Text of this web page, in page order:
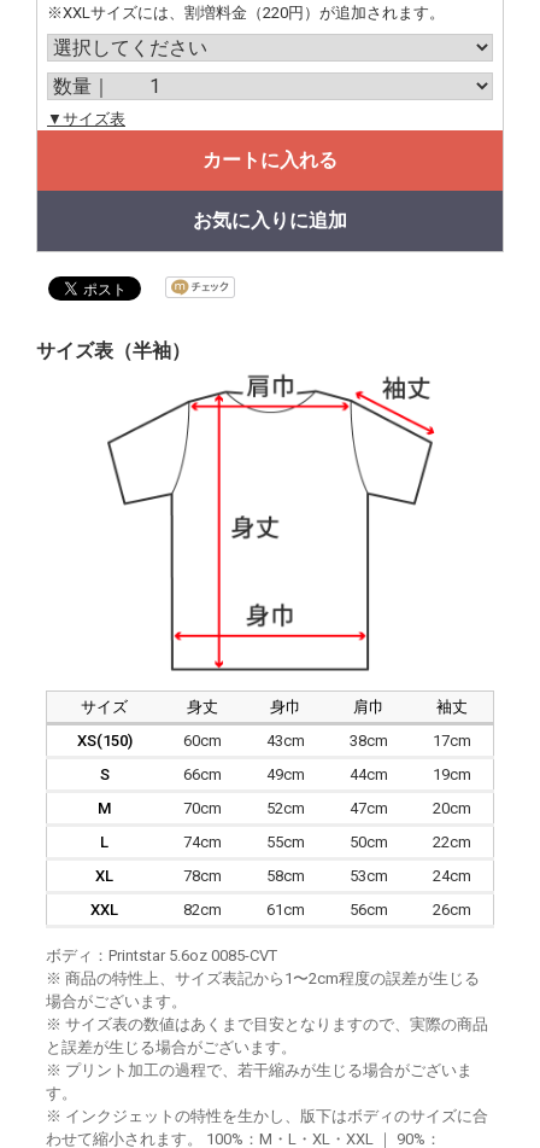
※XXLサイズには、割増料金（220円）が追加されます。
▼サイズ表
カートに入れる
お気に入りに追加
サイズ表（半袖）
サイズ 身丈 身巾 肩巾
袖丈
XS(150)
60cm 43cm 38cm
17cm
S
66cm 49cm 44cm
19cm
M
70cm 52cm 47cm
20cm
L
74cm 55cm 50cm
22cm
XL
78cm 58cm 53cm
24cm
XXL
82cm 61cm 56cm 26cm
ボディ：Printstar 5.6oz 0085-CVT
※ 商品の特性上、サイズ表記から1〜2cm程度の誤差が生じる
場合がございます。
※ サイズ表の数値はあくまで目安となりますので、実際の商品
と誤差が生じる場合がございます。
※ プリント加工の過程で、若干縮みが生じる場合がございま
す。
※ インクジェットの特性を生かし、版下はボディのサイズに合
わせて縮小されます。 100%：M・L・XL・XXL ｜ 90%：